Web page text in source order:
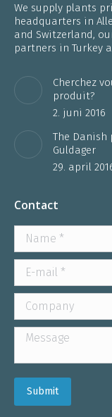
We supply plants
headquarters in
and Switzerland,
partners in Turkey
Cherchez
produit?
2. juni 2016
The
Guldager
29. april
Contact
Name *
E-mail *
Company
Message
Submit